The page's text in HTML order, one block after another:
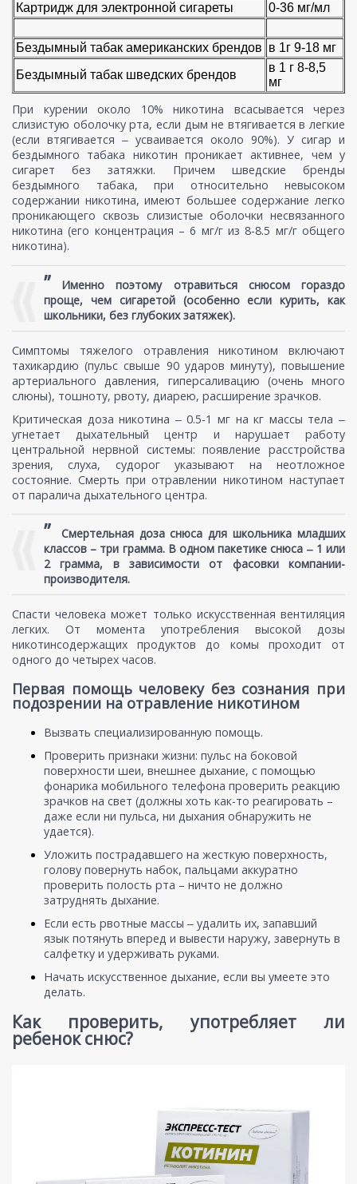
Картридж для электронной сигареты
0-36 мг/мл
Бездымный табак американских брендов в 1г 9-18 мг
Бездымный табак шведских брендов
в 1 г 8-8,5
мг
При курении около 10% никотина всасывается через
слизистую оболочку рта, если дым не втягивается в легкие
(если втягивается ‒ усваивается около 90%). У сигар и
бездымного табака никотин проникает активнее, чем у
сигарет без затяжки. Причем шведские бренды
бездымного табака, при относительно невысоком
содержании никотина, имеют большее содержание легко
проникающего сквозь слизистые оболочки несвязанного
никотина (его концентрация – 6 мг/г из 8-8.5 мг/г общего
никотина).
”
Именно поэтому отравиться снюсом гораздо
проще, чем сигаретой (особенно если курить, как
школьники, без глубоких затяжек).
Симптомы тяжелого отравления никотином включают
тахикардию (пульс свыше 90 ударов минуту), повышение
артериального давления, гиперсаливацию (очень много
слюны), тошноту, рвоту, диарею, расширение зрачков.
Критическая доза никотина ‒ 0.5-1 мг на кг массы тела ‒
угнетает дыхательный центр и нарушает работу
центральной нервной системы: появление расстройства
зрения, слуха, cудорог указывают на неотложное
состояние. Cмерть при отравлении никотином наступает
от паралича дыхательного центра.
”
Смертельная доза снюса для школьника младших
классов – три грамма. В одном пакетике снюса ‒ 1 или
2 грамма, в зависимости от фасовки компании-
производителя.
Cпасти человека может только искусственная вентиляция
легких. От момента употребления высокой дозы
никотинсодержащих продуктов до комы проходит от
одного до четырех часов.
Первая помощь человеку без сознания при
подозрении на отравление никотином
Вызвать специализированную помощь.
Проверить признаки жизни: пульс на боковой
поверхности шеи, внешнее дыхание, c помощью
фонарика мобильного телефона проверить реакцию
зрачков на свет (должны хоть как-то реагировать –
даже если ни пульса, ни дыхания обнаружить не
удается).
Уложить пострадавшего на жесткую поверхность,
голову повернуть набок, пальцами аккуратно
проверить полость рта – ничто не должно
затруднять дыхание.
Если есть рвотные массы ‒ удалить их, запавший
язык потянуть вперед и вывести наружу, завернуть в
салфетку и удерживать руками.
Начать искусственное дыхание, если вы умеете это
делать.
Как проверить, употребляет ли
ребенок снюс?